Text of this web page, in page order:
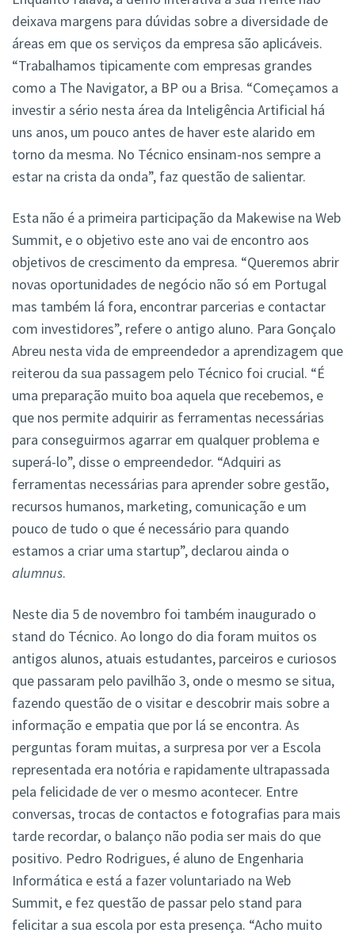
deixava margens para dúvidas sobre a diversidade de
áreas em que os serviços da empresa são aplicáveis.
“Trabalhamos tipicamente com empresas grandes
como a The Navigator, a BP ou a Brisa. “Começamos a
investir a sério nesta área da Inteligência Artificial há
uns anos, um pouco antes de haver este alarido em
torno da mesma. No Técnico ensinam-nos sempre a
estar na crista da onda”, faz questão de salientar.
Esta não é a primeira participação da Makewise na Web
Summit, e o objetivo este ano vai de encontro aos
objetivos de crescimento da empresa. “Queremos abrir
novas oportunidades de negócio não só em Portugal
mas também lá fora, encontrar parcerias e contactar
com investidores”, refere o antigo aluno. Para Gonçalo
Abreu nesta vida de empreendedor a aprendizagem que
reiterou da sua passagem pelo Técnico foi crucial. “É
uma preparação muito boa aquela que recebemos, e
que nos permite adquirir as ferramentas necessárias
para conseguirmos agarrar em qualquer problema e
superá-lo”, disse o empreendedor. “Adquiri as
ferramentas necessárias para aprender sobre gestão,
recursos humanos, marketing, comunicação e um
pouco de tudo o que é necessário para quando
estamos a criar uma startup”, declarou ainda o
alumnus.
Neste dia 5 de novembro foi também inaugurado o
stand do Técnico. Ao longo do dia foram muitos os
antigos alunos, atuais estudantes, parceiros e curiosos
que passaram pelo pavilhão 3, onde o mesmo se situa,
fazendo questão de o visitar e descobrir mais sobre a
informação e empatia que por lá se encontra. As
perguntas foram muitas, a surpresa por ver a Escola
representada era notória e rapidamente ultrapassada
pela felicidade de ver o mesmo acontecer. Entre
conversas, trocas de contactos e fotografias para mais
tarde recordar, o balanço não podia ser mais do que
positivo. Pedro Rodrigues, é aluno de Engenharia
Informática e está a fazer voluntariado na Web
Summit, e fez questão de passar pelo stand para
felicitar a sua escola por esta presença. “Acho muito